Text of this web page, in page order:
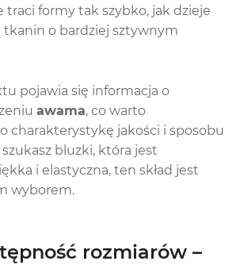
traci formy tak szybko, jak dzieje
tkanin o bardziej sztywnym
pojawia się informacja o
awama, co warto
charakterystykę jakości i sposobu
bluzki, która jest
i elastyczna, ten skład jest
wyborem.
rozmiarów –